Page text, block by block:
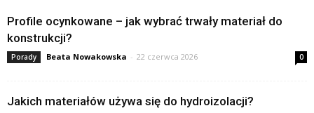
Profile ocynkowane – jak wybrać trwały materiał do
konstrukcji?
Porady Beata Nowakowska - 22 czerwca 2026 0
Jakich materiałów używa się do hydroizolacji?